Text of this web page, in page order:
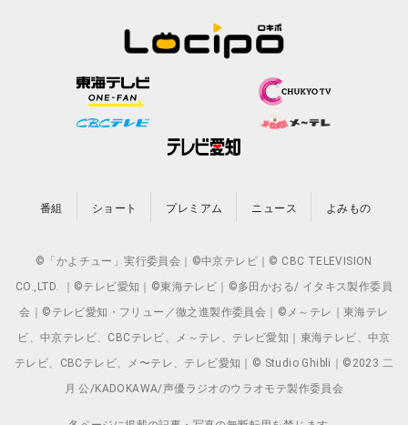
番組 ショート プレミアム ニュース よみもの
©「かよチュー」実行委員会｜©中京テレビ｜© CBC TELEVISION
CO.,LTD. ｜©テレビ愛知｜©東海テレビ｜©多田かおる/ イタキス製作委員
会｜©テレビ愛知・フリュー／徹之進製作委員会｜©メ～テレ｜東海テレ
ビ、中京テレビ、CBCテレビ、メ～テレ、テレビ愛知｜東海テレビ、中京
テレビ、CBCテレビ、メ〜テレ、テレビ愛知｜© Studio Ghibli｜©2023 二
月 公/KADOKAWA/声優ラジオのウラオモテ製作委員会